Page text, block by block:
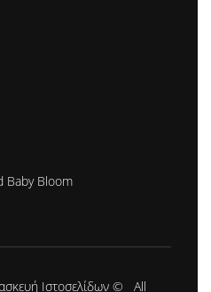
Baby Bloom
Ιστοσελίδων © All